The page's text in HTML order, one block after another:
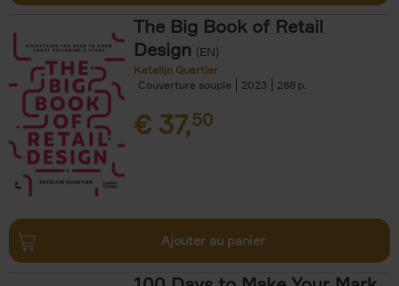
The Big Book of Retail
Design (EN)
Katelijn Quartier
Couverture souple
2023 288
€ 37,50
Ajouter au panier